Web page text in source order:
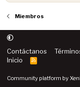
Miembros
Contáctanos
Inicio
R
S
Community platform by